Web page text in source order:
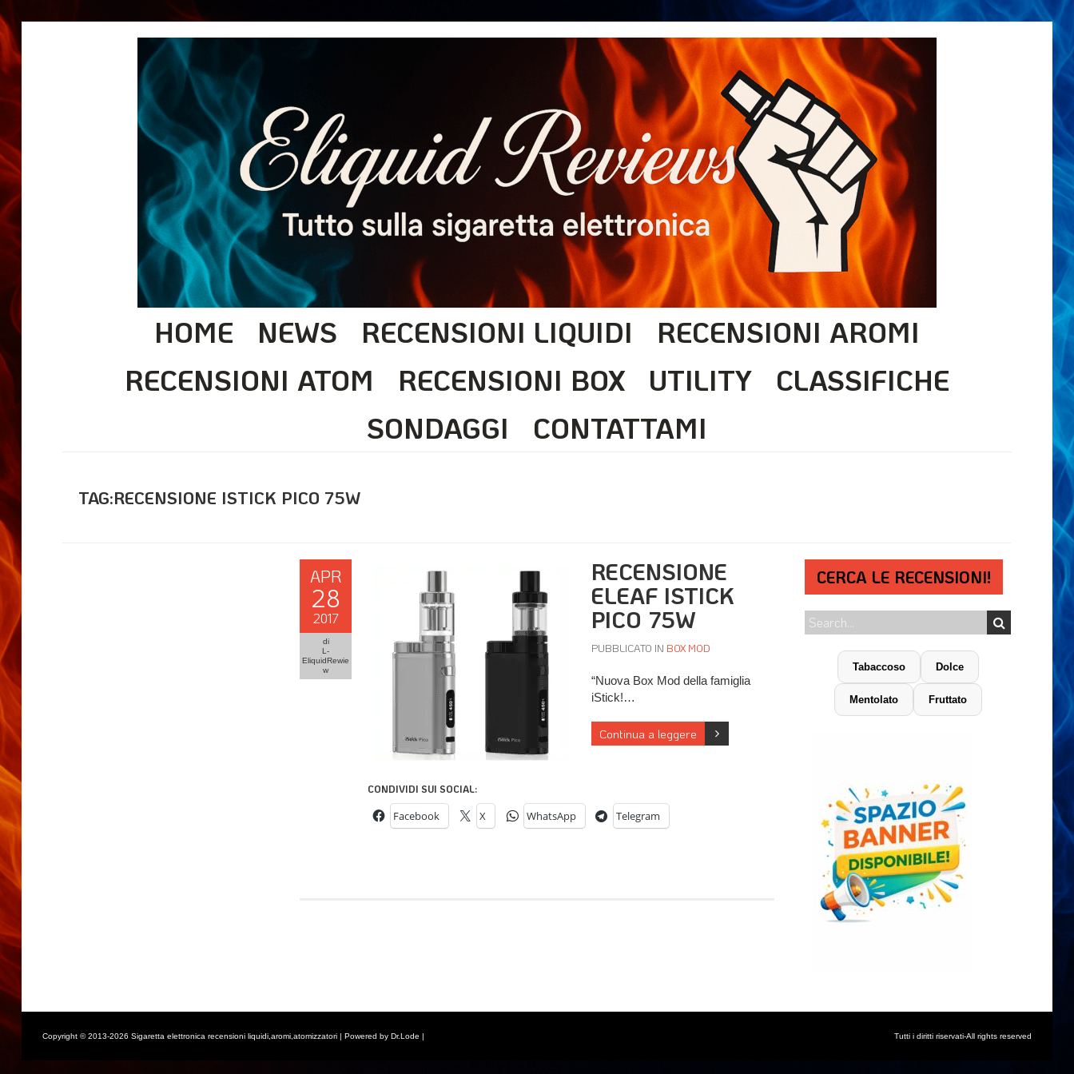
HOME NEWS RECENSIONI LIQUIDI
RECENSIONI AROMI
RECENSIONI ATOM
RECENSIONI BOX UTILITY
CLASSIFICHE
SONDAGGI
CONTATTAMI
TAG:RECENSIONE ISTICK PICO 75W
APR
28
2017
di
L-
EliquidRewie
w
RECENSIONE
ELEAF ISTICK
PICO 75W
PUBBLICATO IN BOX MOD
“Nuova Box Mod della famiglia
iStick!…
Continua a leggere
CONDIVIDI SUI SOCIAL:
Facebook X WhatsApp Telegram
CERCA LE RECENSIONI!
Tabaccoso Dolce
Mentolato Fruttato
Copyright © 2013-2026 Sigaretta elettronica recensioni liquidi,aromi,atomizzatori | Powered by Dr.Lode | Tutti i diritti riservati-All rights reserved